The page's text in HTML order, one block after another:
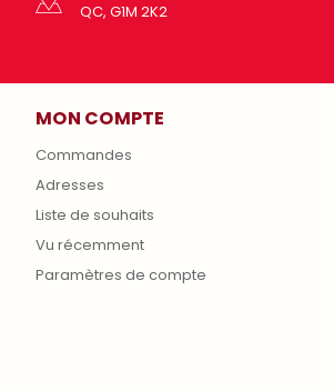
QC, G1M 2K2
MON COMPTE
Commandes
Adresses
Liste de souhaits
Vu récemment
Paramètres de compte